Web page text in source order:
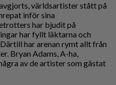
världsartister stått på
inför sina
har bjudit på
har fyllt läktarna och
har arenan rymt allt från
Bryan Adams, A-ha,
av de artister som gästat